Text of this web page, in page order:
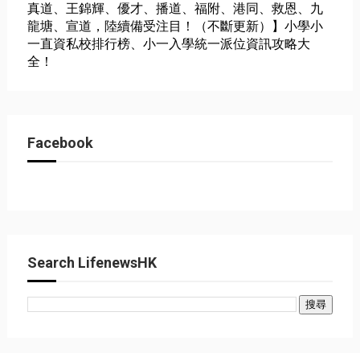
真道、王錦輝、優才、播道、福附、港同、救恩、九
龍塘、宣道，陸續備受注目！（不斷更新）】小學小
一直資私校排行榜、小一入學統一派位資訊攻略大
全！
Facebook
Search LifenewsHK